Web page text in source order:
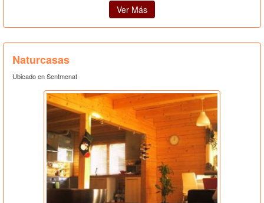
Ver Más
Naturcasas
Ubicado en Sentmenat